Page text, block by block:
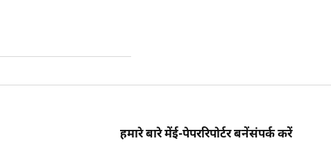
हमारे बारे मेंई-पेपररिपोर्टर बनेंसंपर्क करें